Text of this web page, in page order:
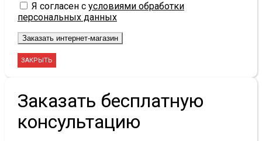
Я согласен с условиями обработки
персональных данных
ЗАКРЫТЬ
Заказать бесплатную
консультацию